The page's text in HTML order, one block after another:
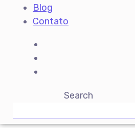
Blog
Contato
Search